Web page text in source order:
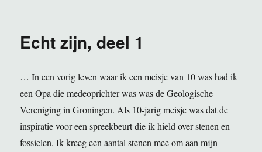
Echt zijn, deel 1
… In een vorig leven waar ik een meisje van 10 was had ik
een Opa die medeoprichter was was de Geologische
Vereniging in Groningen. Als 10-jarig meisje was dat de
inspiratie voor een spreekbeurt die ik hield over stenen en
fossielen. Ik kreeg een aantal stenen mee om aan mijn